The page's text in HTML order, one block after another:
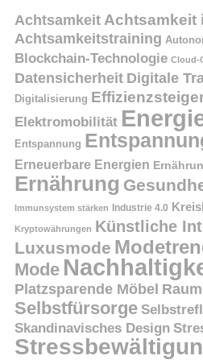
Achtsamkeit Achtsamkeit
Achtsamkeitstraining
Blockchain-Technologie Cloud-
Datensicherheit Digitale
Digitalisierung
Elektromobilität
Entspannung
Erneuerbare Energien
Ernährung
Immunsystem stärken Industrie 4.0
Kryptowährungen Künstliche
Luxusmode
Mode
Platzsparende Möbel
Selbstfürsorge
Skandinavisches Design